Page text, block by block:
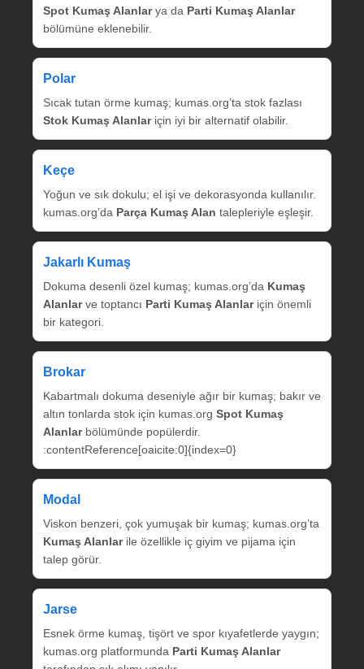
Spot Kumaş Alanlarya da Parti Kumaş Alanlar
bölümüne eklenebilir.
Polar
Sıcak tutan örme kumaş; kumas.org’ta stok fazlası
Stok Kumaş Alanlariçin iyi bir alternatif olabilir.
Keçe
Yoğun ve sık dokulu; el işi ve dekorasyonda kullanılır.
kumas.org’da Parça Kumaş Alan talepleriyle eşleşir.
Jakarlı Kumaş
Dokuma desenli özel kumaş; kumas.org’da Kumaş
Alanlarve toptancı Parti Kumaş Alanlariçin önemli
bir kategori.
Brokar
Kabartmalı dokuma deseniyle ağır bir kumaş; bakır ve
altın tonlarda stok için kumas.org Spot Kumaş
Alanlarbölümünde popülerdir.
:contentReference[oaicite:0]{index=0}
Modal
Viskon benzeri, çok yumuşak bir kumaş; kumas.org’ta
Kumaş Alanlarile özellikle iç giyim ve pijama için
talep görür.
Jarse
Esnek örme kumaş, tişört ve spor kıyafetlerde yaygın;
kumas.org platformunda Parti Kumaş Alanlar